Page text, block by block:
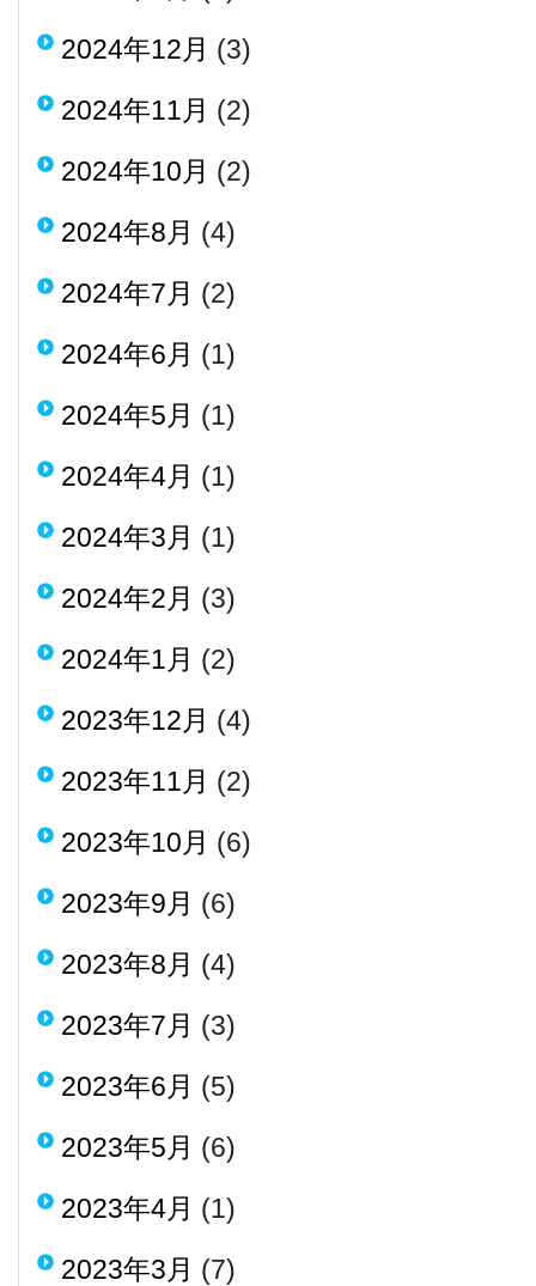
2024年12月 (3)
2024年11月 (2)
2024年10月 (2)
2024年8月 (4)
2024年7月 (2)
2024年6月 (1)
2024年5月 (1)
2024年4月 (1)
2024年3月 (1)
2024年2月 (3)
2024年1月 (2)
2023年12月 (4)
2023年11月 (2)
2023年10月 (6)
2023年9月 (6)
2023年8月 (4)
2023年7月 (3)
2023年6月 (5)
2023年5月 (6)
2023年4月 (1)
2023年3月 (7)